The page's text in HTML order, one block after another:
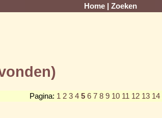
Home Zoeken
Pagina: 1 2 3 4 5 6 7 8 9 10 11 12 13 14